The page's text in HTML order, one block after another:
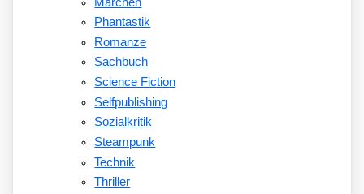
Phantastik
Romanze
Sachbuch
Science Fiction
Selfpublishing
Sozialkritik
Steampunk
Technik
Thriller